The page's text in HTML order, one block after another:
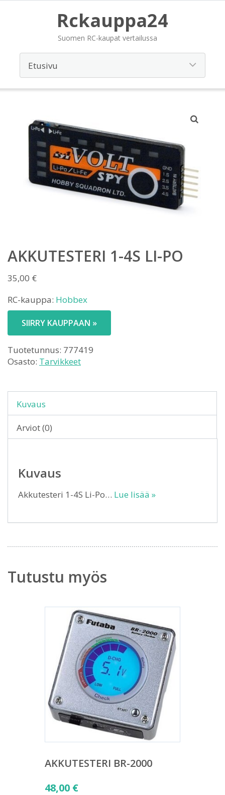
Rckauppa24
Suomen RC-kaupat vertailussa
AKKUTESTERI 1-4S LI-PO
35,00 €
RC-kauppa: Hobbex
SIIRRY KAUPPAAN »
Tuotetunnus: 777419
Osasto: Tarvikkeet
Kuvaus
Arviot (0)
Kuvaus
Akkutesteri 1-4S Li-Po… Lue lisää »
Tutustu myös
AKKUTESTERI BR-2000
48,00 €